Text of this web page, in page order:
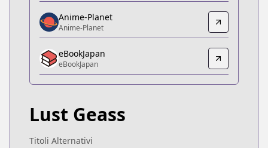
https://www.amazon.co.jp/dp/B07PJM8LXS
Anime-Planet
Anime-Planet
https://www.anime-planet.com/manga/lust-geass
eBookJapan
eBookJapan
Official Raw
https://comic-walker.com/contents/detail/
Anime-Planet
Anime-Planet
eBookJapan
eBookJapan
Lust Geass
Titoli Alternativi